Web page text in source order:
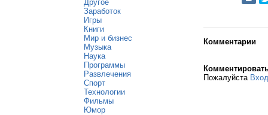
Другое
Заработок
Игры
Книги
Мир и бизнес
Музыка
Наука
Программы
Развлечения
Спорт
Технологии
Фильмы
Юмор
Комментарии
Пожалуйста Вход